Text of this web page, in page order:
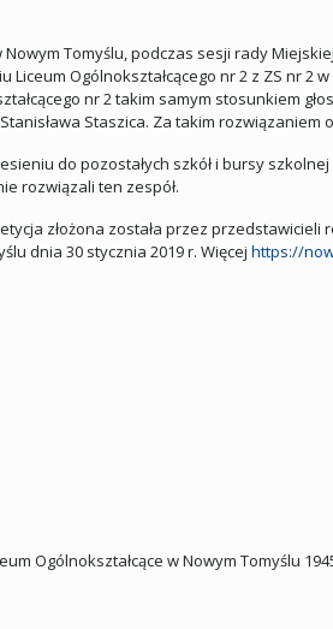
Tomyślu, podczas sesji rady
Liceum Ogólnokształcącego nr 2 z ZS nr 2
nr 2 takim samym stosunkiem
Staszica. Za takim rozwiązaniem
do pozostałych szkół i bursy szkolnej
rozwiązali ten zespół.
złożona została przez przedstawicieli
dnia 30 stycznia 2019 r. Więcej https://
Ogólnokształcące w Nowym Tomyślu